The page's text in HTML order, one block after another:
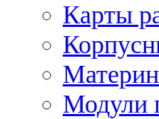
Карты
Модули